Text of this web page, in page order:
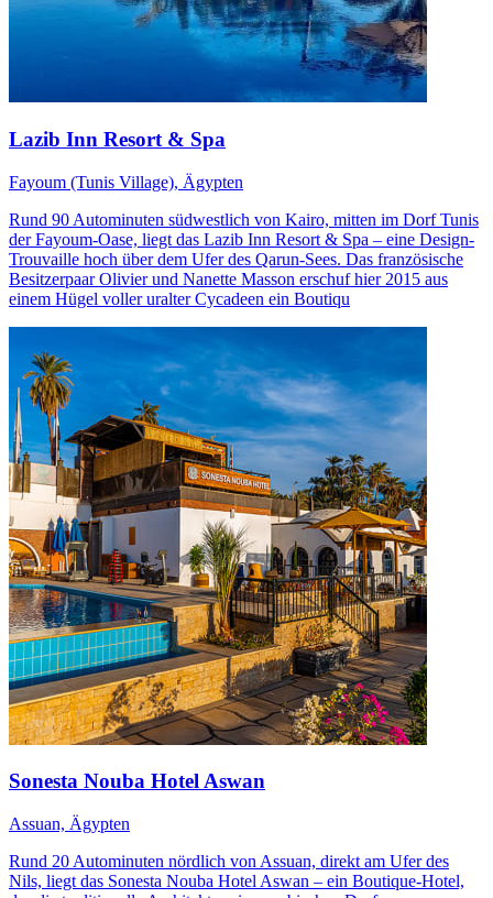
Lazib Inn Resort & Spa
Fayoum (Tunis Village), Ägypten
Rund 90 Autominuten südwestlich von Kairo, mitten im Dorf Tunis
der Fayoum-Oase, liegt das Lazib Inn Resort & Spa – eine Design-
Trouvaille hoch über dem Ufer des Qarun-Sees. Das französische
Besitzerpaar Olivier und Nanette Masson erschuf hier 2015 aus
einem Hügel voller uralter Cycadeen ein Boutiqu
Sonesta Nouba Hotel Aswan
Assuan, Ägypten
Rund 20 Autominuten nördlich von Assuan, direkt am Ufer des
Nils, liegt das Sonesta Nouba Hotel Aswan – ein Boutique-Hotel,